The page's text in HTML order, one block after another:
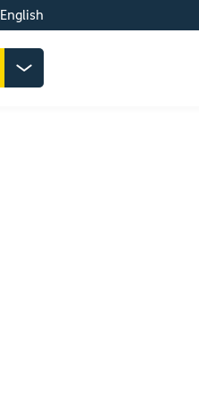
English
Donatiemenu
uitklappen